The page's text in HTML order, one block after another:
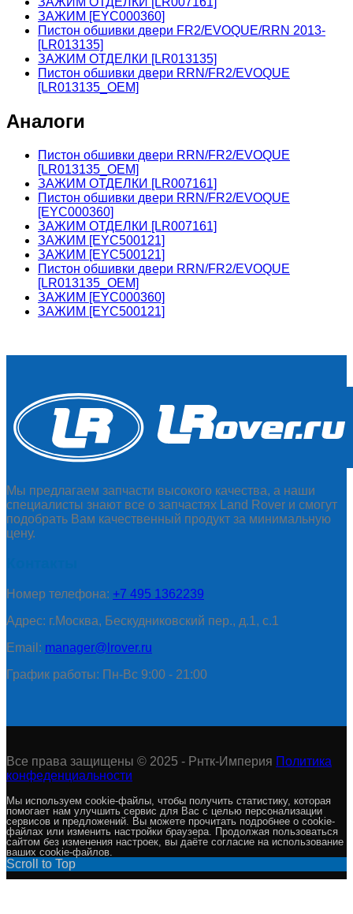
ЗАЖИМ [EYC000360]
Пистон обшивки двери FR2/EVOQUE/RRN 2013-
[LR013135]
ЗАЖИМ ОТДЕЛКИ [LR013135]
Пистон обшивки двери RRN/FR2/EVOQUE
[LR013135_OEM]
Аналоги
Пистон обшивки двери RRN/FR2/EVOQUE
[LR013135_OEM]
ЗАЖИМ ОТДЕЛКИ [LR007161]
Пистон обшивки двери RRN/FR2/EVOQUE
[EYC000360]
ЗАЖИМ ОТДЕЛКИ [LR007161]
ЗАЖИМ [EYC500121]
ЗАЖИМ [EYC500121]
Пистон обшивки двери RRN/FR2/EVOQUE
[LR013135_OEM]
ЗАЖИМ [EYC000360]
ЗАЖИМ [EYC500121]
Мы предлагаем запчасти высокого качества, а наши
специалисты знают все о запчастях Land Rover и смогут
подобрать Вам качественный продукт за минимальную
цену.
Номер телефона: +7 495 1362239
Адрес: г.Москва, Бескудниковский пер., д.1, с.1
Email: manager@lrover.ru
График работы: Пн-Вс 9:00 - 21:00
Все права защищены © 2025 - Рнтк-Империя Политика
конфеденциальности
Мы используем cookie-файлы, чтобы получить статистику, которая
помогает нам улучшить сервис для Вас с целью персонализации
сервисов и предложений. Вы можете прочитать подробнее о cookie-
файлах или изменить настройки браузера. Продолжая пользоваться
сайтом без изменения настроек, вы даёте согласие на использование
ваших cookie-файлов.
Scroll to Top